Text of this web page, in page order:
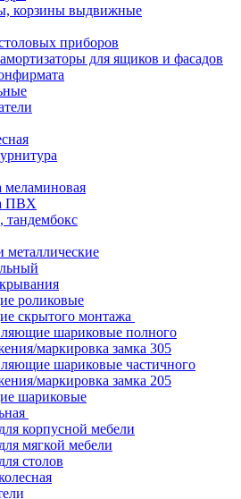
корзины выдвижные
приборов
для ящиков и фасадов
меламиновая
ПВХ
тандембокс
роликовые
скрытого монтажа
шариковые полного
маркировка замка 305
шариковые частичного
маркировка замка 205
шариковые
корпусной мебели
мягкой мебели
столов